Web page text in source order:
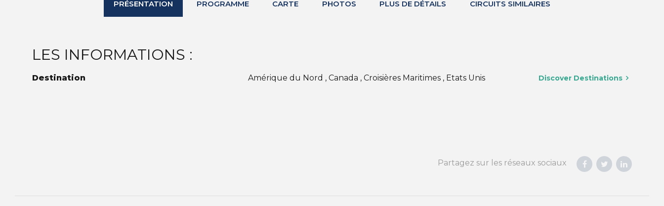
PRÉSENTATION PROGRAMME CARTE PHOTOS PLUS DE DÉTAILS CIRCUITS SIMILAIRES
LES INFORMATIONS :
Destination Amérique du Nord , Canada , Croisières Maritimes , Etats Unis Discover Destinations
Partagez sur les réseaux sociaux